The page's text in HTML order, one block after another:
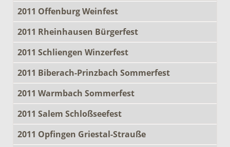
2011 Offenburg Weinfest
2011 Rheinhausen Bürgerfest
2011 Schliengen Winzerfest
2011 Biberach-Prinzbach Sommerfest
2011 Warmbach Sommerfest
2011 Salem Schloßseefest
2011 Opfingen Griestal-Strauße